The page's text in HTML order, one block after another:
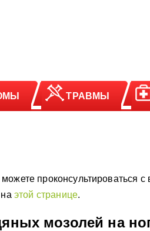
ТРАВМЫ
проконсультироваться с
этой странице.
мозолей на